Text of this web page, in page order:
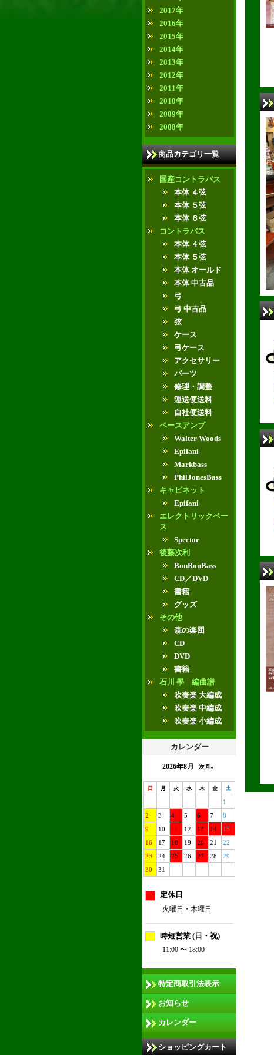
2017年
2016年
2015年
2014年
2013年
2012年
2011年
2010年
2009年
2008年
商品カテゴリ一覧
国産コントラバス
本体 ４弦
本体 ５弦
本体 ６弦
コントラバス
本体 ４弦
本体 ５弦
本体 オールド
本体 中古品
弓
弓 中古品
弦
ケース
弓ケース
アクセサリー
パーツ
修理・調整
運送便送料
自社便送料
ベースアンプ
Walter Woods
Epifani
Markbass
PhilJonesBass
キャビネット
Epifani
エレクトリックベー
ス
Spector
後藤次利
BonBonBass
CD／DVD
書籍
グッズ
その他
森の楽団
CD
DVD
書籍
石川 學 編曲譜
吹奏楽 大編成
吹奏楽 中編成
吹奏楽 小編成
カレンダー
2026年8月 次月»
日 月 火 水 木 金 土
1
2
3 4 5 6 7
8
9
10 11 12 13 14
15
16
17 18 19 20 21
22
23
24 25 26 27 28
29
30
31
定休日
火曜日・木曜日
時短営業 (日・祝)
11:00 〜 18:00
特定商取引法表示
お知らせ
カレンダー
ショッピングカート